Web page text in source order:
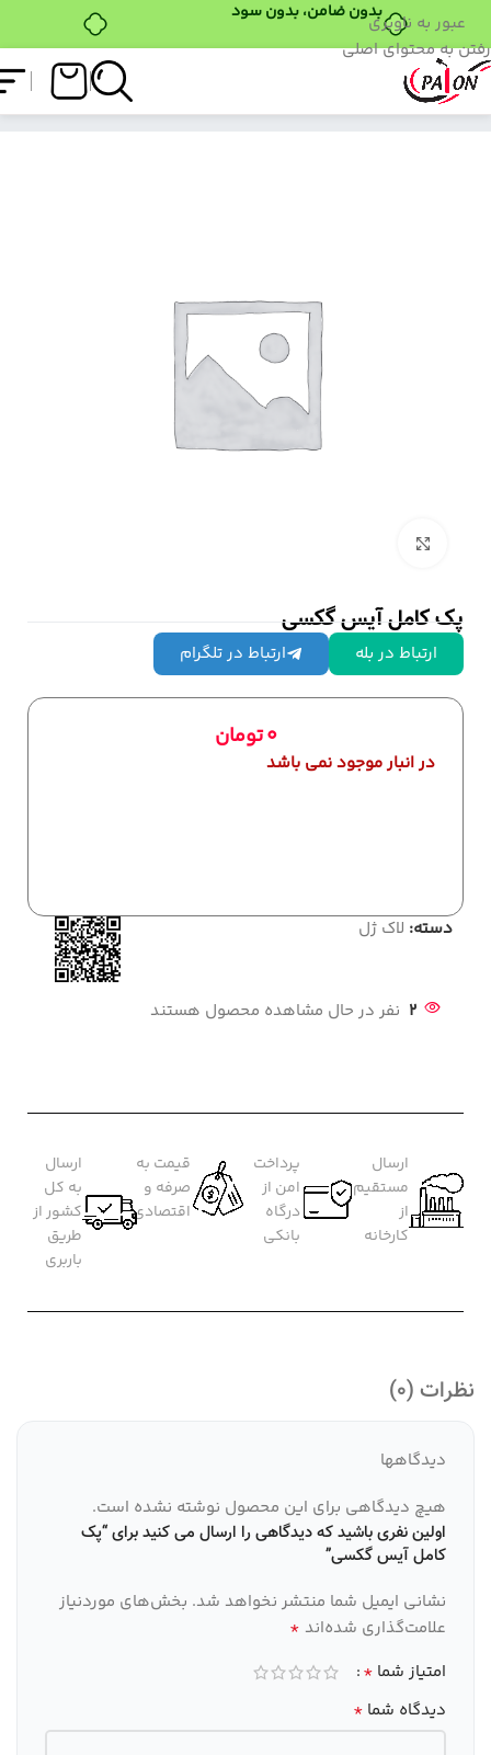
بدون ضامن، بدون سودعبور به ناوبری
رفتن به محتوای اصلی
فروشگاه
پک کامل آیس گکسی
ارتباط در بله ارتباط در تلگرام
0تومان
در انبار موجود نمی باشد
دسته: لاک ژل
2 نفر در حال مشاهده محصول هستند
ارسال
مستقیم
از
کارخانه
پرداخت
امن از
درگاه
بانکی
قیمت به
صرفه و
اقتصادی
ارسال
به کل
کشور از
طریق
باربری
نظرات (0)
دیدگاهها
هیچ دیدگاهی برای این محصول نوشته نشده است.
اولین نفری باشید که دیدگاهی را ارسال می کنید برای “پک
کامل آیس گکسی”
نشانی ایمیل شما منتشر نخواهد شد. بخش‌های موردنیاز
علامت‌گذاری شده‌اند *
امتیاز شما *
دیدگاه شما *